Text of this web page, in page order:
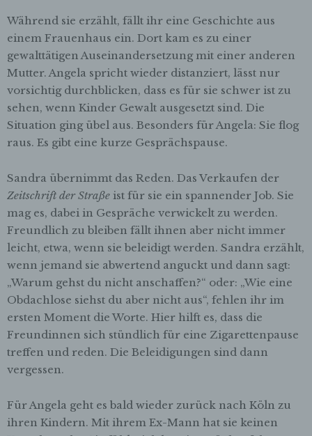
Während sie erzählt, fällt ihr eine Geschichte aus
einem Frauenhaus ein. Dort kam es zu einer
gewalttätigen Auseinandersetzung mit einer anderen
Mutter. Angela spricht wieder distanziert, lässt nur
vorsichtig durchblicken, dass es für sie schwer ist zu
sehen, wenn Kinder Gewalt ausgesetzt sind. Die
Situation ging übel aus. Besonders für Angela: Sie flog
raus. Es gibt eine kurze Gesprächspause.
Sandra übernimmt das Reden. Das Verkaufen der
Zeitschrift der Straße ist für sie ein spannender Job. Sie
mag es, dabei in Gespräche verwickelt zu werden.
Freundlich zu bleiben fällt ihnen aber nicht immer
leicht, etwa, wenn sie beleidigt werden. Sandra erzählt,
wenn jemand sie abwertend anguckt und dann sagt:
„Warum gehst du nicht anschaffen?“ oder: „Wie eine
Obdachlose siehst du aber nicht aus“, fehlen ihr im
ersten Moment die Worte. Hier hilft es, dass die
Freundinnen sich stündlich für eine Zigarettenpause
treffen und reden. Die Beleidigungen sind dann
vergessen.
Für Angela geht es bald wieder zurück nach Köln zu
ihren Kindern. Mit ihrem Ex-Mann hat sie keinen
Verarbeitung ist jeder mit oder ohne Hilfe
automatisierter Verfahren ausgeführte
Vorgang oder jede solche Vorgangsreihe im
Zusammenhang mit personenbezogenen
Daten wie das Erheben, das Erfassen, die
Organisation, das Ordnen, die Speicherung,
die Anpassung oder Veränderung, das
Auslesen, das Abfragen, die Verwendung,
die Offenlegung durch Übermittlung,
Verbreitung oder eine andere Form der
Bereitstellung, den Abgleich oder die
Löschen oder die Vernichtung.
d) Einschränkung der Verarbeitung
Einschränkung der Verarbeitung ist die
Markierung gespeicherter
personenbezogener Daten mit dem Ziel, ihre
künftige Verarbeitung einzuschränken.
e) Profiling
Profiling ist jede Art der automatisierten
Verarbeitung personenbezogener Daten, die
darin besteht, dass diese
personenbezogenen Daten verwendet
zu bewerten, insbesondere, um Aspekte
bezüglich Arbeitsleistung, wirtschaftlicher